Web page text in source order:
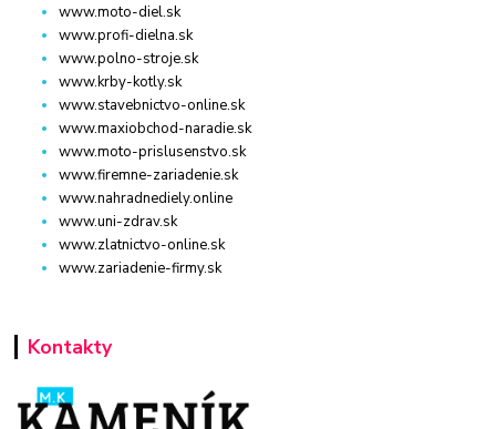
www.moto-diel.sk
www.profi-dielna.sk
www.polno-stroje.sk
www.krby-kotly.sk
www.stavebnictvo-online.sk
www.maxiobchod-naradie.sk
www.moto-prislusenstvo.sk
www.firemne-zariadenie.sk
www.nahradnediely.online
www.uni-zdrav.sk
www.zlatnictvo-online.sk
www.zariadenie-firmy.sk
Kontakty